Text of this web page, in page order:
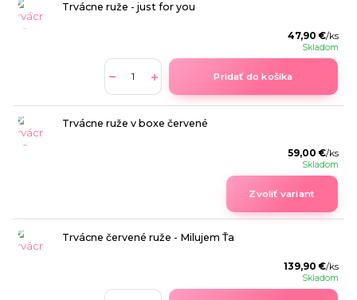
Trvácne ruže - just for you
47,90 €/ks
Skladom
Pridať do košíka
Trvácne ruže v boxe červené
59,00 €/ks
Skladom
Zvoliť variant
Trvácne červené ruže - Milujem Ťa
139,90 €/ks
Skladom